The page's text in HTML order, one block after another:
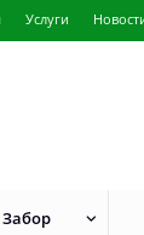
Услуги
Забор